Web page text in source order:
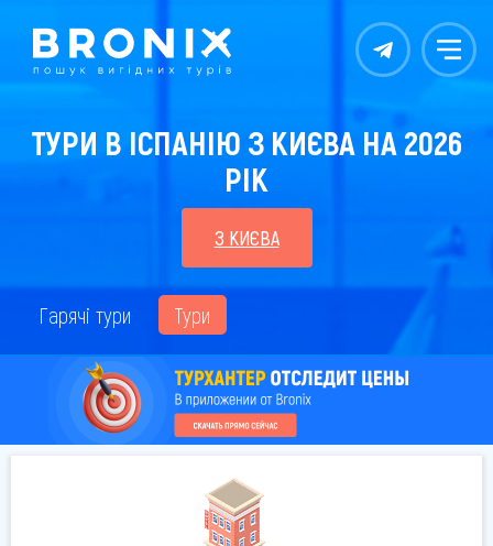
Контакты Меню
ТУРИ В ІСПАНІЮ З КИЄВА НА 2026
РІК
З КИЄВА
Гарячі тури Тури